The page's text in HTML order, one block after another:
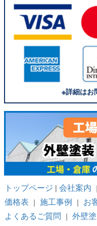
※詳細はお
トップページ | 会社案内 ｜
価格表 ｜ 施工事例 ｜ お
よくあるご質問 ｜ 外壁